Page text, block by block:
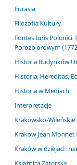
Eurasia
Filozofia Kultury
Fontes Iuris Polonici.
Porozbiorowym
Historia Budynków
Historia, Hereditas,
Historia w Mediach
Interpretacje
Krakowsko-
Krakow Jean Monnet
Kraków w dziejach
Książnica Zatorska